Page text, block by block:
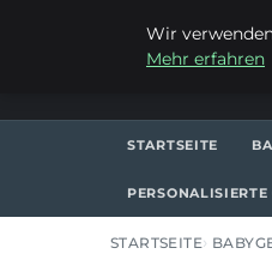
STARTSEITE
PERSONALISIERTE
STARTSEITE
Wir
Mehr erfahren